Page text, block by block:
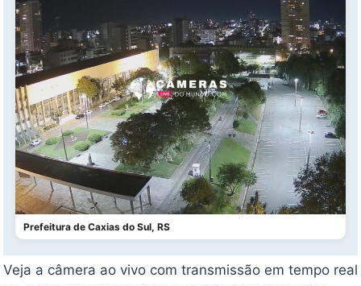
Prefeitura de Caxias do Sul, RS
Veja a câmera ao vivo com transmissão em tempo real